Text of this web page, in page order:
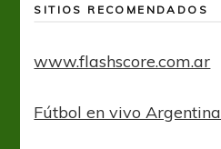
SITIOS RECOMENDADOS
www.flashscore.com.ar
Fútbol en vivo Argentina